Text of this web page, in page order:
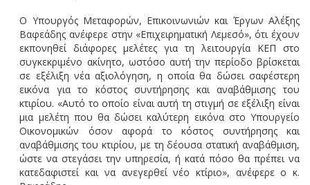
Ο Υπουργός Μεταφορών, Επικοινωνιών και Έργων Αλέξης
Βαφεάδης ανέφερε στην «Επιχειρηματική Λεμεσό», ότι έχουν
εκπονηθεί διάφορες μελέτες για τη λειτουργία ΚΕΠ στο
συγκεκριμένο ακίνητο, ωστόσο αυτή την περίοδο βρίσκεται
σε εξέλιξη νέα αξιολόγηση, η οποία θα δώσει σαφέστερη
εικόνα για το κόστος συντήρησης και αναβάθμισης του
κτιρίου. «Αυτό το οποίο είναι αυτή τη στιγμή σε εξέλιξη είναι
μια μελέτη που θα δώσει καλύτερη εικόνα στο Υπουργείο
Οικονομικών όσον αφορά το κόστος συντήρησης και
αναβάθμισης του κτιρίου, με τη δέουσα στατική αναβάθμιση,
ώστε να στεγάσει την υπηρεσία, ή κατά πόσο θα πρέπει να
κατεδαφιστεί και να ανεγερθεί νέο κτίριο», ανέφερε ο κ.